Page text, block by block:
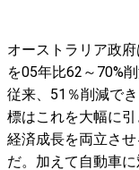
オーストラリア政
を05年比62～70%
従来、51％削減で
標はこれを大幅に
経済成長を両立さ
だ。加えて自動車